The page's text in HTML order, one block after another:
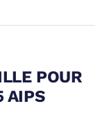
POUR
AIPS